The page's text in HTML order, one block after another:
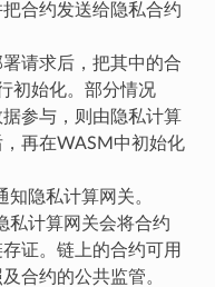
合约发送给隐私合约
请求后，把其中的合
初始化。部分情况
参与，则由隐私计算
再在WASM中初始化
知隐私计算网关。
私计算网关会将合约
证。链上的合约可用
合约的公共监管。